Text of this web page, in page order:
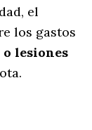
el
los gastos
lesiones